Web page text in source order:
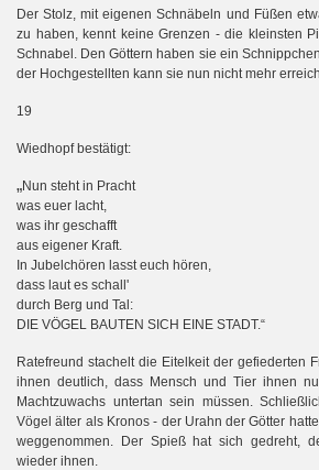
Der Stolz, mit eigenen Schnäbeln und Füßen
zu haben, kennt keine Grenzen - die kleinsten
Schnabel. Den Göttern haben sie ein
der Hochgestellten kann sie nun nicht mehr
19
Wiedhopf bestätigt:
„Nun steht in Pracht
was euer lacht,
was ihr geschafft
aus eigener Kraft.
In Jubelchören lasst euch hören,
dass laut es schall'
durch Berg und Tal:
DIE VÖGEL BAUTEN SICH EINE STADT.“
Ratefreund stachelt die Eitelkeit der gefiederten
ihnen deutlich, dass Mensch und Tier ihnen
Machtzuwachs untertan sein müssen.
Vögel älter als Kronos - der Urahn der Götter
weggenommen. Der Spieß hat sich gedreht,
wieder ihnen.